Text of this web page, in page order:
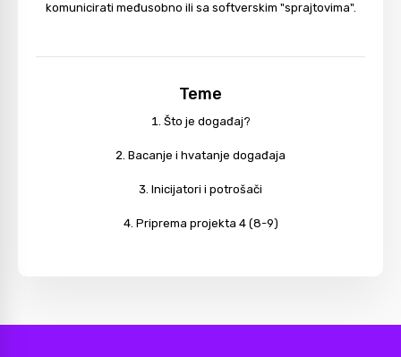
komunicirati međusobno ili sa softverskim "sprajtovima".
Teme
Što je događaj?
Bacanje i hvatanje događaja
Inicijatori i potrošači
Priprema projekta 4 (8-9)